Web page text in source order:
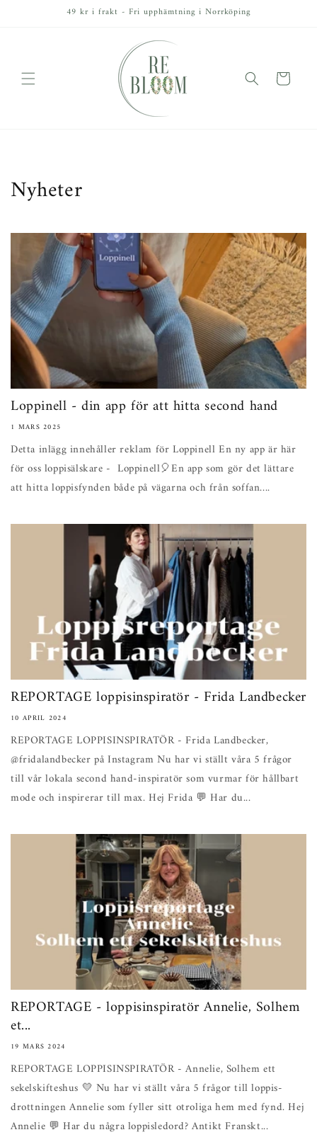
49 kr i frakt - Fri upphämtning i Norrköping
Varukorg
Nyheter
Loppinell - din app för att hitta second hand
1 MARS 2025
Detta inlägg innehåller reklam för Loppinell En ny app är här
för oss loppisälskare - Loppinell🎈En app som gör det lättare
att hitta loppisfynden både på vägarna och från soffan....
REPORTAGE loppisinspiratör - Frida Landbecker
10 APRIL 2024
REPORTAGE LOPPISINSPIRATÖR - Frida Landbecker,
@fridalandbecker på Instagram Nu har vi ställt våra 5 frågor
till vår lokala second hand-inspiratör som vurmar för hållbart
mode och inspirerar till max. Hej Frida 💬 Har du...
REPORTAGE - loppisinspiratör Annelie, Solhem
et...
19 MARS 2024
REPORTAGE LOPPISINSPIRATÖR - Annelie, Solhem ett
sekelskifteshus 💛 Nu har vi ställt våra 5 frågor till loppis-
drottningen Annelie som fyller sitt otroliga hem med fynd. Hej
Annelie 💬 Har du några loppisledord? Antikt Franskt...